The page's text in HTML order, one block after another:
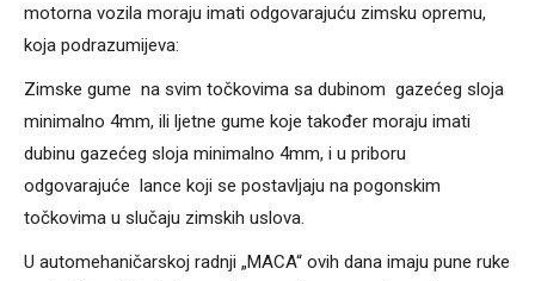
motorna vozila moraju imati odgovarajuću zimsku opremu,
koja podrazumijeva:
Zimske gume na svim točkovima sa dubinom gazećeg sloja
minimalno 4mm, ili ljetne gume koje također moraju imati
dubinu gazećeg sloja minimalno 4mm, i u priboru
odgovarajuće lance koji se postavljaju na pogonskim
točkovima u slučaju zimskih uslova.
U automehaničarskoj radnji „MACA“ ovih dana imaju pune ruke